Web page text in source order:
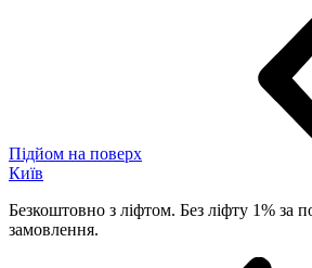
Підйом на поверх
Київ
Безкоштовно з ліфтом. Без ліфту 1% за
замовлення.